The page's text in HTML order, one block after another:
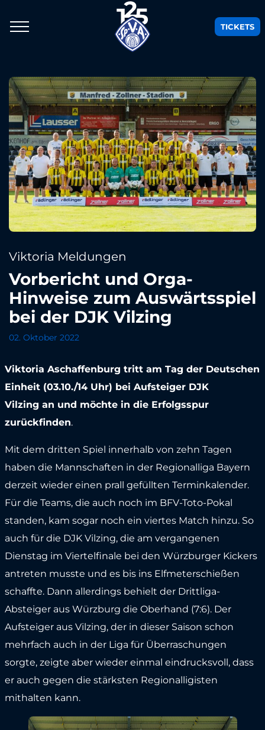
TICKETS
Viktoria Meldungen
Vorbericht und Orga-
Hinweise zum Auswärtsspiel
bei der DJK Vilzing
02. Oktober 2022
Viktoria Aschaffenburg tritt am Tag der Deutschen
Einheit (03.10./14 Uhr) bei Aufsteiger DJK
Vilzing an und möchte in die Erfolgsspur
zurückfinden.
Mit dem dritten Spiel innerhalb von zehn Tagen
haben die Mannschaften in der Regionalliga Bayern
derzeit wieder einen prall gefüllten Terminkalender.
Für die Teams, die auch noch im BFV-Toto-Pokal
standen, kam sogar noch ein viertes Match hinzu. So
auch für die DJK Vilzing, die am vergangenen
Dienstag im Viertelfinale bei den Würzburger Kickers
antreten musste und es bis ins Elfmeterschießen
schaffte. Dann allerdings behielt der Drittliga-
Absteiger aus Würzburg die Oberhand (7:6). Der
Aufsteiger aus Vilzing, der in dieser Saison schon
mehrfach auch in der Liga für Überraschungen
sorgte, zeigte aber wieder einmal eindrucksvoll, dass
er auch gegen die stärksten Regionalligisten
mithalten kann.